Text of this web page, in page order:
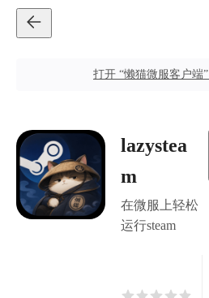
打开 “懒猫微服客户端”
lazystea
m
在微服上轻松
运行steam